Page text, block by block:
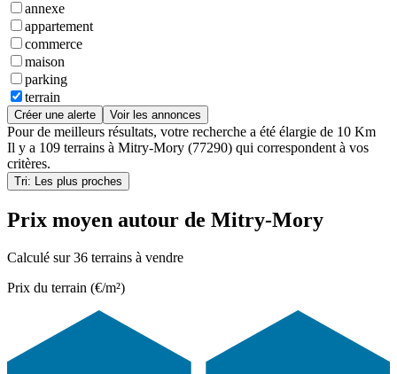
annexe
appartement
commerce
maison
parking
terrain
Créer une alerte Voir les annonces
Pour de meilleurs résultats, votre recherche a été élargie de 10 Km
Il y a 109 terrains à Mitry-Mory (77290) qui correspondent à vos
critères.
Tri: Les plus proches
Prix moyen autour de Mitry-Mory
Calculé sur 36 terrains à vendre
Prix du terrain (€/m²)